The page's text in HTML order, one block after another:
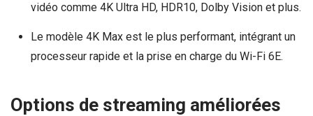
vidéo comme 4K Ultra HD, HDR10, Dolby Vision et plus.
Le modèle 4K Max est le plus performant, intégrant un
processeur rapide et la prise en charge du Wi-Fi 6E.
Options de streaming améliorées